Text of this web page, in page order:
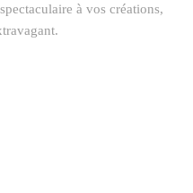
à vos créations,